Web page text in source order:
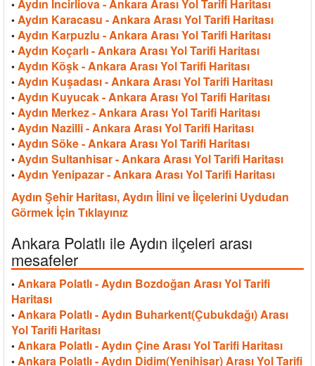
• Aydın İncirliova - Ankara Arası Yol Tarifi Haritası
• Aydın Karacasu - Ankara Arası Yol Tarifi Haritası
• Aydın Karpuzlu - Ankara Arası Yol Tarifi Haritası
• Aydın Koçarlı - Ankara Arası Yol Tarifi Haritası
• Aydın Köşk - Ankara Arası Yol Tarifi Haritası
• Aydın Kuşadası - Ankara Arası Yol Tarifi Haritası
• Aydın Kuyucak - Ankara Arası Yol Tarifi Haritası
• Aydın Merkez - Ankara Arası Yol Tarifi Haritası
• Aydın Nazilli - Ankara Arası Yol Tarifi Haritası
• Aydın Söke - Ankara Arası Yol Tarifi Haritası
• Aydın Sultanhisar - Ankara Arası Yol Tarifi Haritası
• Aydın Yenipazar - Ankara Arası Yol Tarifi Haritası
Aydın Şehir Haritası, Aydın İlini ve İlçelerini Uydudan
Görmek İçin Tıklayınız
Ankara Polatlı ile Aydın ilçeleri arası
mesafeler
• Ankara Polatlı - Aydın Bozdoğan Arası Yol Tarifi
Haritası
• Ankara Polatlı - Aydın Buharkent(Çubukdağı) Arası
Yol Tarifi Haritası
• Ankara Polatlı - Aydın Çine Arası Yol Tarifi Haritası
• Ankara Polatlı - Aydın Didim(Yenihisar) Arası Yol Tarifi